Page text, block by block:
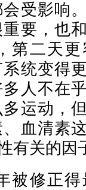
受影响
要，也
第二天
统变得
人不在
运动，
血清素
有关的因
被修正